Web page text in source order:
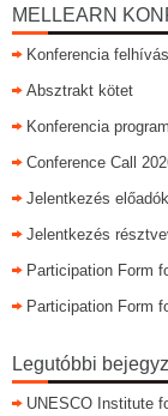
MELLEARN
Konferencia
Absztrakt kötet
Konferencia
Conference Call
Jelentkezés
Jelentkezés
Participation Form
Participation Form
Legutóbbi
UNESCO Institute